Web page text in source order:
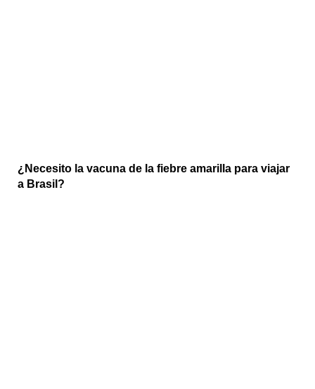
¿Necesito la vacuna de la fiebre amarilla para viajar
a Brasil?